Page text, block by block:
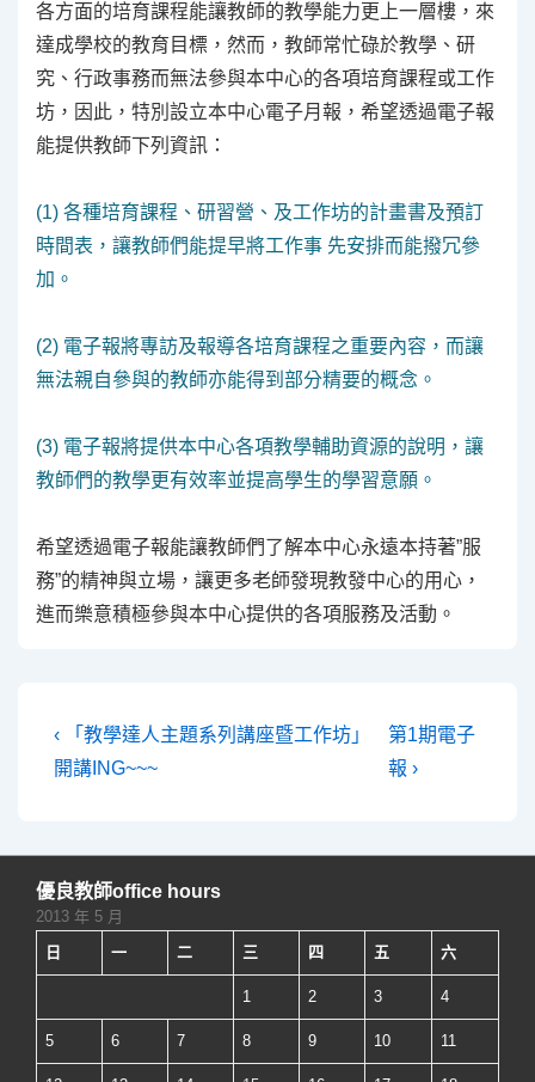
各方面的培育課程能讓教師的教學能力更上一層樓，來
達成學校的教育目標，然而，教師常忙碌於教學、研
究、行政事務而無法參與本中心的各項培育課程或工作
坊，因此，特別設立本中心電子月報，希望透過電子報
能提供教師下列資訊：
(1) 各種培育課程、研習營、及工作坊的計畫書及預訂
時間表， 讓教師們能提早將工作事 先安排而能撥冗參
加。
(2) 電子報將專訪及報導各培育課程之重要內容，而讓
無法親自參與的教師亦能得到部分精要的概念。
(3) 電子報將提供本中心各項教學輔助資源的說明，讓
教師們的教學更有效率並提高學生的學習意願。
希望透過電子報能讓教師們了解本中心永遠本持著”服
務”的精神與立場，讓更多老師發現教發中心的用心，
進而樂意積極參與本中心提供的各項服務及活動。
文
章
覽
Previous
Post
‹ 「教學達人主題系列講座暨工作坊」
開講ING~~~
Next
Post
第1期電子
報 ›
優良教師office hours
2013 年 5 月
日
一 二 三 四 五 六
1 2 3 4
5 6 7 8 9 10 11